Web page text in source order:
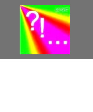
Passer
contenu
principal